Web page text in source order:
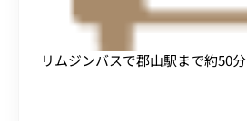
リムジンバスで郡山駅まで約50分